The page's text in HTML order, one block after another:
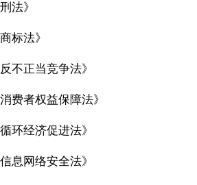
法》
标法》
不正当竞争法》
费者权益保障法》
环经济促进法》
息网络安全法》